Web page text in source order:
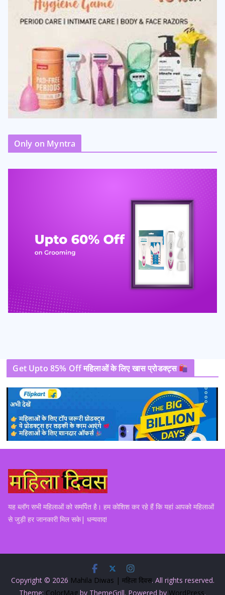
Only on Myntra
Get Upto 85% Off महिलाओं के लिए खास प्रोडक्ट्स
यह ब्लॉग सभी महिलाओं को समर्पित है। हम कोशिश कर रहे हैं कि यहां आपको महिलाओं
से जुड़ी हर जानकारी मिल सके| धन्यवाद!
Copyright © 2026 Mahila Diwas | महिला दिवस. All rights reserved.
Theme: ColorMag by ThemeGrill. Powered by WordPress.